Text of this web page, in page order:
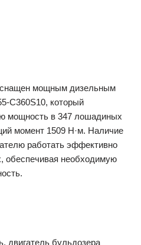
мощным дизельным
C360S10, который
мощность в 347 лошадиных
момент 1509 Н·м. Наличие
работать эффективно
обеспечивая необходимую
двигатель бульдозера